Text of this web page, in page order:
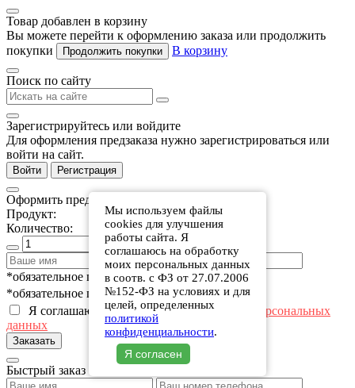
Товар добавлен в корзину
Вы можете перейти к оформлению заказа или продолжить
покупки
Продолжить покупки В корзину
Поиск по сайту
Зарегистрируйтесь или войдите
Для оформления предзаказа нужно зарегистрироваться или
войти на сайт.
Войти Регистрация
Оформить предзаказ
Продукт:
Количество:
*обязательное поле
*обязательное поле
Я соглашаюсь с политикойв отношении персональных
данных
Заказать
Быстрый заказ
Мы используем файлы
cookies для улучшения
работы сайта. Я
соглашаюсь на обработку
моих персональных данных
в соотв. с ФЗ от 27.07.2006
№152-ФЗ на условиях и для
целей, определенных
политикой
конфиденциальности.
Я согласен